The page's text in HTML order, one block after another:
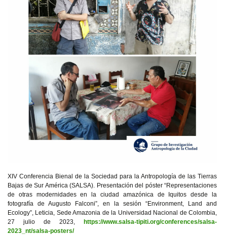
XIV Conferencia Bienal de la Sociedad para la Antropología de las Tierras
Bajas de Sur América (SALSA). Presentación del póster “Representaciones
de otras modernidades en la ciudad amazónica de Iquitos desde la
fotografía de Augusto Falconi”, en la sesión “Environment, Land and
Ecology”, Leticia, Sede Amazonia de la Universidad Nacional de Colombia,
27 julio de 2023,
https://www.salsa-tipiti.org/conferences/salsa-
2023_nt/salsa-posters/